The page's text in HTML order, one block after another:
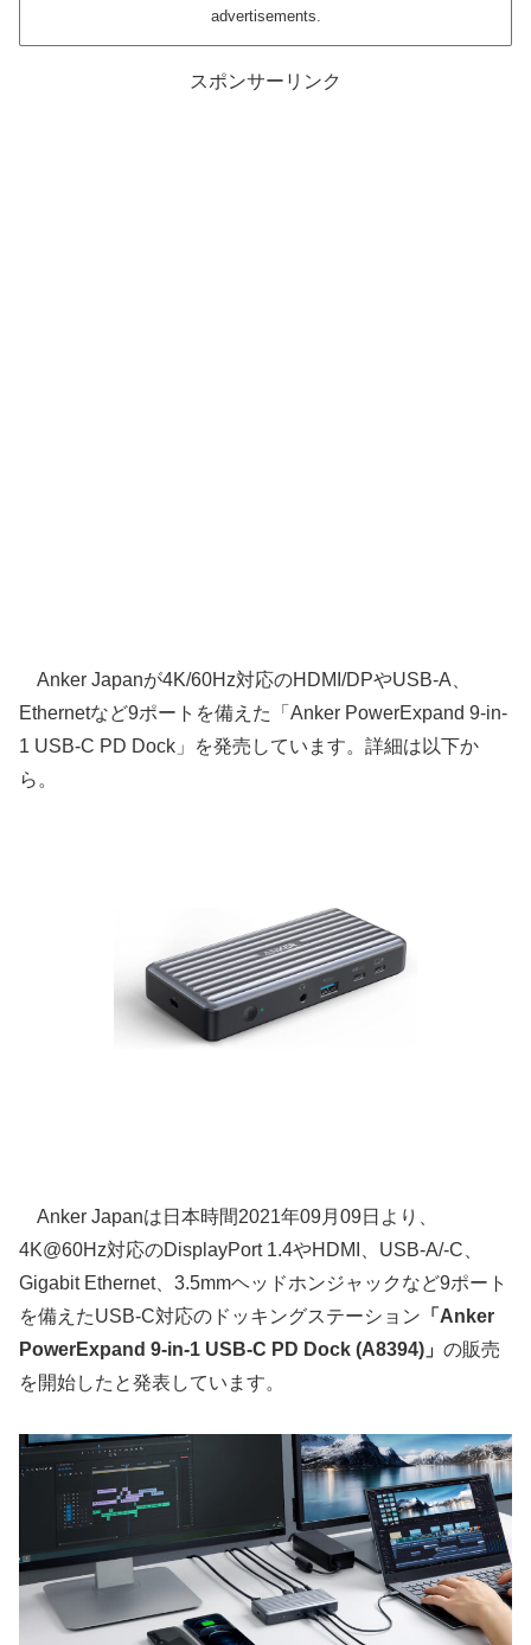
advertisements.
スポンサーリンク
Anker Japanが4K/60Hz対応のHDMI/DPやUSB-A、
Ethernetなど9ポートを備えた「Anker PowerExpand 9-in-
1 USB-C PD Dock」を発売しています。詳細は以下か
ら。
Anker Japanは日本時間2021年09月09日より、
4K@60Hz対応のDisplayPort 1.4やHDMI、USB-A/-C、
Gigabit Ethernet、3.5mmヘッドホンジャックなど9ポート
を備えたUSB-C対応のドッキングステーション 「Anker
PowerExpand 9-in-1 USB-C PD Dock (A8394)」 の販売
を開始したと発表しています。